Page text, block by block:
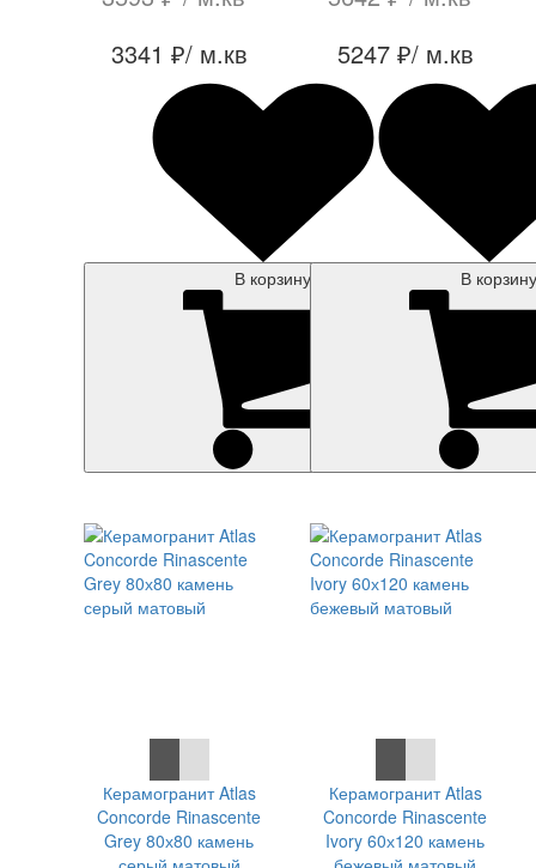
3341 ₽/ м.кв
В корзину
5247 ₽/ м.кв
В корзину
Керамогранит Atlas
Concorde Rinascente
Grey 80х80 камень
Керамогранит Atlas
Concorde Rinascente
Ivory 60х120 камень